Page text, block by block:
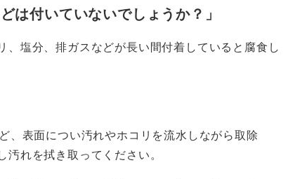
は付いていないでしょうか？」
塩分、排ガスなどが長い間付着していると腐食し
、表面につい汚れやホコリを流水しながら取除
れを拭き取ってください。